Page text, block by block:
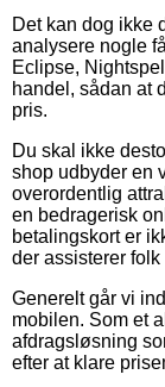
Det kan dog ikke
analysere nogle
Eclipse,
handel, sådan at
pris.
Du skal ikke
shop udbyder en
overordentlig
en bedragerisk
betalingskort er
der assisterer
Generelt går vi
mobilen. Som et
afdragsløsning
efter at klare